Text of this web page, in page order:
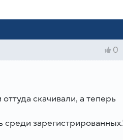
0
скачивали, а теперь